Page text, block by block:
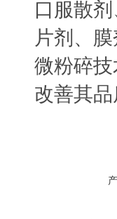
口服散
片剂、
微粉碎
改善其